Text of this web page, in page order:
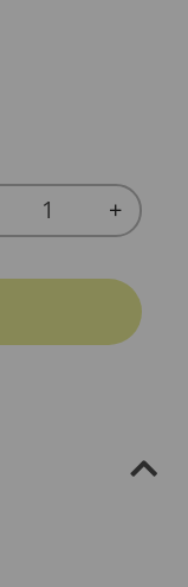
Quantity
+